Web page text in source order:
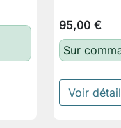
95,00 €
Sur
Voir